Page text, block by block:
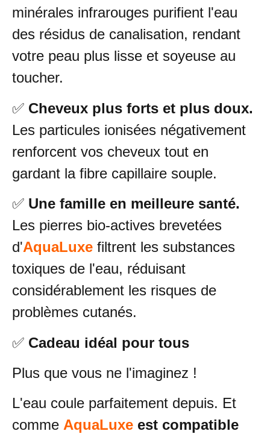
minérales infrarouges purifient l'eau
des résidus de canalisation, rendant
votre peau plus lisse et soyeuse au
toucher.
✅ Cheveux plus forts et plus doux.
Les particules ionisées négativement
renforcent vos cheveux tout en
gardant la fibre capillaire souple.
✅ Une famille en meilleure santé.
Les pierres bio-actives brevetées
d'AquaLuxe filtrent les substances
toxiques de l'eau, réduisant
considérablement les risques de
problèmes cutanés.
✅ Cadeau idéal pour tous
Plus que vous ne l'imaginez !
L'eau coule parfaitement depuis. Et
comme AquaLuxe est compatible